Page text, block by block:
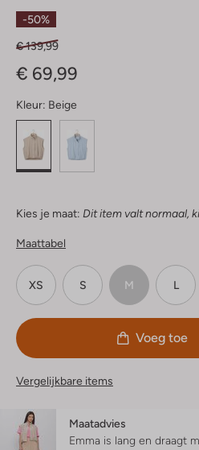
-50%
€ 139,99
€ 69,99
Kleur: Beige
Kies je maat: Dit item valt normaal,
Maattabel
XS S M L
Voeg toe
Vergelijkbare items
Maatadvies
Emma is lang en draagt